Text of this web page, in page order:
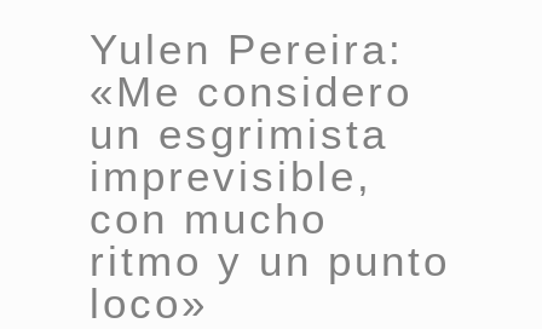
Yulen Pereira:
«Me considero
un esgrimista
imprevisible,
con mucho
ritmo y un punto
loco»